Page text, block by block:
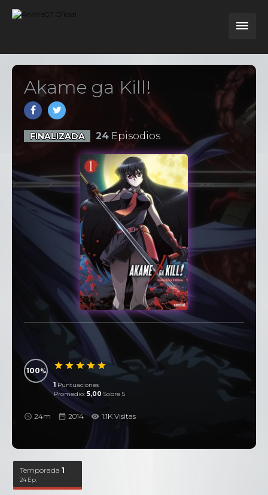
Akame ga Kill!
FINALIZADA 24Episodios
100
1 Puntuaciones
Promedio: 5,00 Sobre 5
24m 2014 1.1K Visitas
Temporada1
24 Ep.